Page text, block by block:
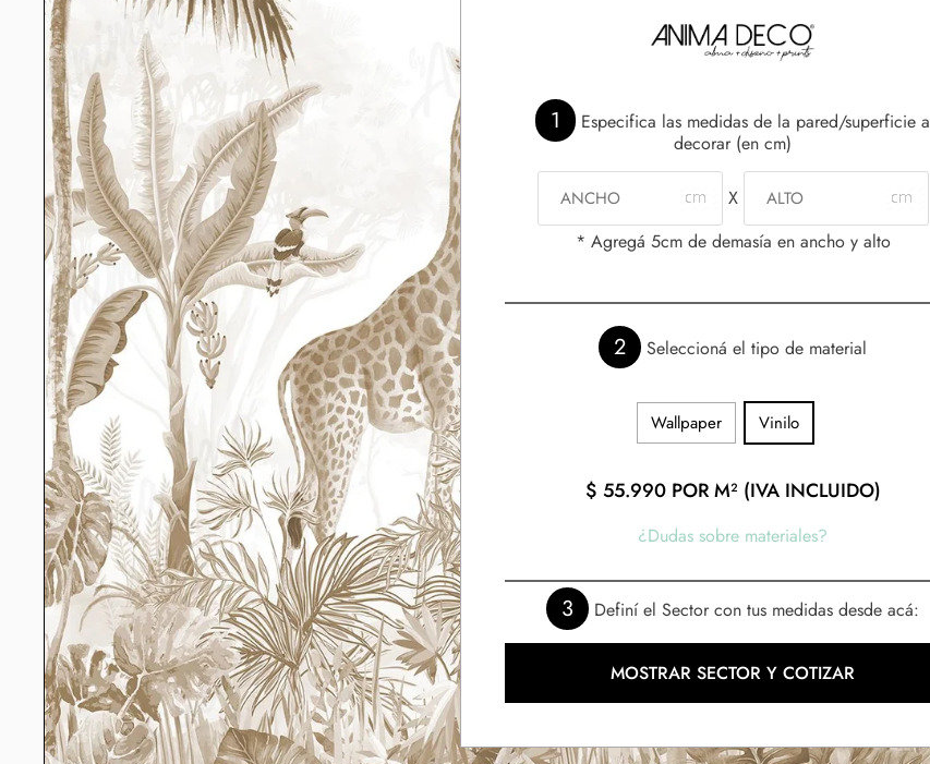
1
Especifica las medidas de la pared/superficie a
decorar (en cm)
X
* Agregá 5cm de demasía en ancho y alto
2 Seleccioná el tipo de material
Wallpaper Vinilo
$ 55.990POR M² (IVA INCLUIDO)
¿Dudas sobre materiales?
3 Definí el Sector con tus medidas desde acá:
MOSTRAR SECTOR Y COTIZAR